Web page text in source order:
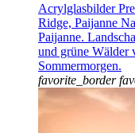
Acrylglasbilder
Ridge, Paijanne
Paijanne.
und grüne Wälder
Sommermorgen.
favorite_border